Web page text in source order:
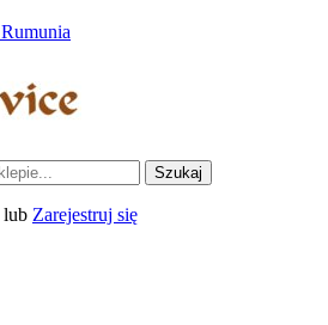
Szukaj
lub Zarejestruj się